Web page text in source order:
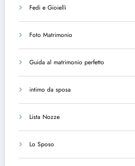
Fedi e Gioielli
Foto Matrimonio
Guida al matrimonio perfetto
intimo da sposa
Lista Nozze
Lo Sposo